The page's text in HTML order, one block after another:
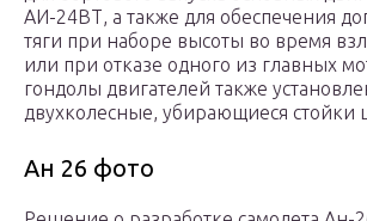
АИ-24ВТ, а также для обеспечения
тяги при наборе высоты во время
или при отказе одного из главных
гондолы двигателей также
двухколесные, убирающиеся стойки
Ан 26 фото